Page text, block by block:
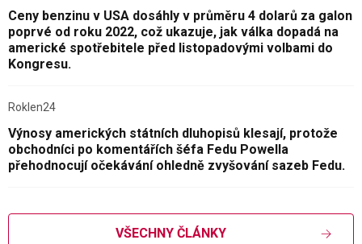
Ceny benzinu v USA dosáhly v průměru 4 dolarů za galon
poprvé od roku 2022, což ukazuje, jak válka dopadá na
americké spotřebitele před listopadovými volbami do
Kongresu.
Roklen24
Výnosy amerických státních dluhopisů klesají, protože
obchodníci po komentářích šéfa Fedu Powella
přehodnocují očekávání ohledně zvyšování sazeb Fedu.
VŠECHNY ČLÁNKY